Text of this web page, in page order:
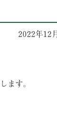
2022年12
ます。